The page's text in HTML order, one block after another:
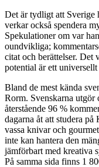
Det är tydligt att Sverige
verkar också spendera
Spekulationer om var
oundvikliga;
citat och berättelser. Det
potential är ett
Bland de mest kända
Rorm. Svenskarna utgör
återstående 96 %
dagarna åt att studera
vassa knivar och
inte kan hantera den
jämförbart med kreativa
På samma sida finns 1